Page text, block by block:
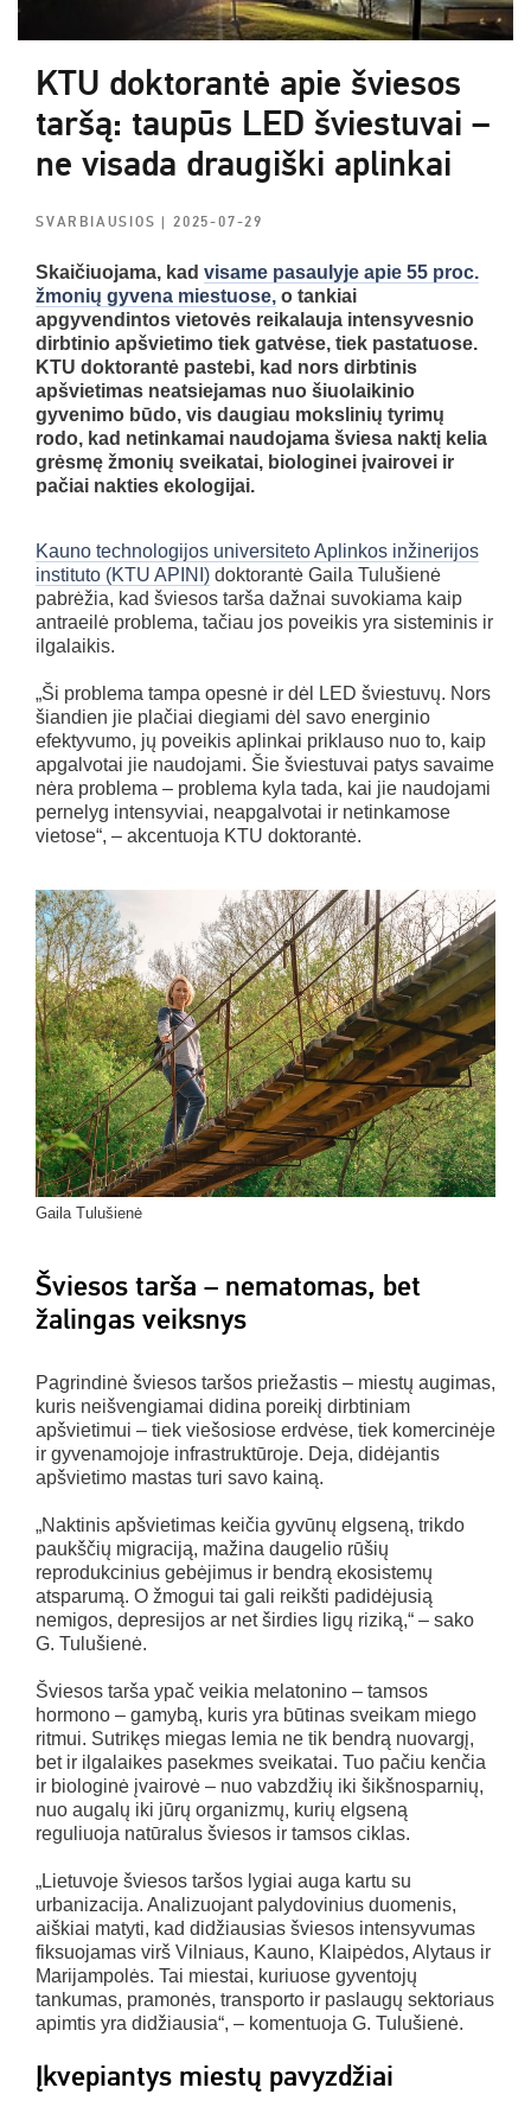
KTU doktorantė apie šviesos
taršą: taupūs LED šviestuvai –
ne visada draugiški aplinkai
SVARBIAUSIOS | 2025-07-29
Skaičiuojama, kad visame pasaulyje apie 55 proc.
žmonių gyvena miestuose, o tankiai
apgyvendintos vietovės reikalauja intensyvesnio
dirbtinio apšvietimo tiek gatvėse, tiek pastatuose.
KTU doktorantė pastebi, kad nors dirbtinis
apšvietimas neatsiejamas nuo šiuolaikinio
gyvenimo būdo, vis daugiau mokslinių tyrimų
rodo, kad netinkamai naudojama šviesa naktį kelia
grėsmę žmonių sveikatai, biologinei įvairovei ir
pačiai nakties ekologijai.
Kauno technologijos universiteto Aplinkos inžinerijos
instituto (KTU APINI) doktorantė Gaila Tulušienė
pabrėžia, kad šviesos tarša dažnai suvokiama kaip
antraeilė problema, tačiau jos poveikis yra sisteminis ir
ilgalaikis.
„Ši problema tampa opesnė ir dėl LED šviestuvų. Nors
šiandien jie plačiai diegiami dėl savo energinio
efektyvumo, jų poveikis aplinkai priklauso nuo to, kaip
apgalvotai jie naudojami. Šie šviestuvai patys savaime
nėra problema – problema kyla tada, kai jie naudojami
pernelyg intensyviai, neapgalvotai ir netinkamose
vietose“, – akcentuoja KTU doktorantė.
Gaila Tulušienė
Šviesos tarša – nematomas, bet
žalingas veiksnys
Pagrindinė šviesos taršos priežastis – miestų augimas,
kuris neišvengiamai didina poreikį dirbtiniam
apšvietimui – tiek viešosiose erdvėse, tiek komercinėje
ir gyvenamojoje infrastruktūroje. Deja, didėjantis
apšvietimo mastas turi savo kainą.
„Naktinis apšvietimas keičia gyvūnų elgseną, trikdo
paukščių migraciją, mažina daugelio rūšių
reprodukcinius gebėjimus ir bendrą ekosistemų
atsparumą. O žmogui tai gali reikšti padidėjusią
nemigos, depresijos ar net širdies ligų riziką,“ – sako
G. Tulušienė.
Šviesos tarša ypač veikia melatonino – tamsos
hormono – gamybą, kuris yra būtinas sveikam miego
ritmui. Sutrikęs miegas lemia ne tik bendrą nuovargį,
bet ir ilgalaikes pasekmes sveikatai. Tuo pačiu kenčia
ir biologinė įvairovė – nuo vabzdžių iki šikšnosparnių,
nuo augalų iki jūrų organizmų, kurių elgseną
reguliuoja natūralus šviesos ir tamsos ciklas.
„Lietuvoje šviesos taršos lygiai auga kartu su
urbanizacija. Analizuojant palydovinius duomenis,
aiškiai matyti, kad didžiausias šviesos intensyvumas
fiksuojamas virš Vilniaus, Kauno, Klaipėdos, Alytaus ir
Marijampolės. Tai miestai, kuriuose gyventojų
tankumas, pramonės, transporto ir paslaugų sektoriaus
apimtis yra didžiausia“, – komentuoja G. Tulušienė.
Įkvepiantys miestų pavyzdžiai